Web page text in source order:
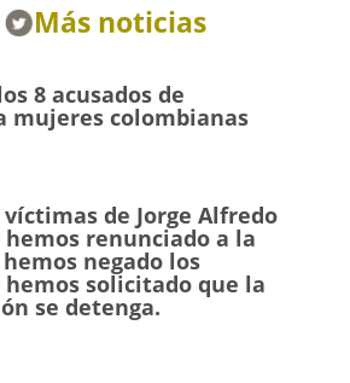
Más noticias
8 acusados de
mujeres colombianas
de Jorge Alfredo
hemos renunciado a la
negado los
hemos solicitado que la
se detenga.